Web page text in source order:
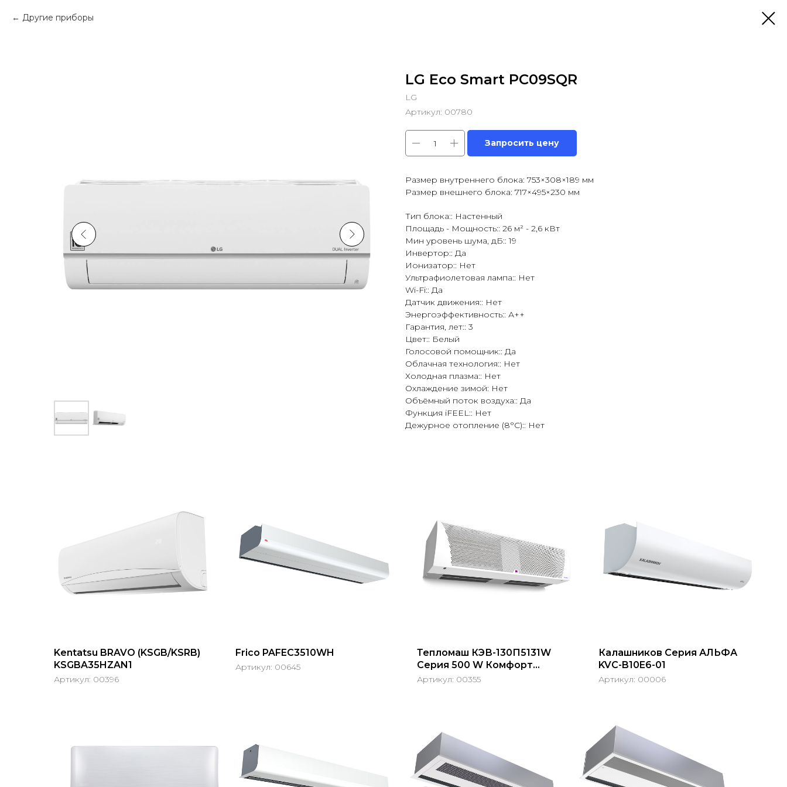
Другие приборы
LG Eco Smart PC09SQR
LG
Артикул: 00780
Запросить цену
Размер внутреннего блока: 753×308×189 мм
Размер внешнего блока: 717×495×230 мм
Тип блока:: Настенный
Площадь - Мощность:: 26 м² - 2,6 кВт
Мин уровень шума, дБ:: 19
Инвертор:: Да
Ионизатор:: Нет
Ультрафиолетовая лампа:: Нет
Wi-Fi:: Да
Датчик движения:: Нет
Энергоэффективность:: А++
Гарантия, лет:: 3
Цвет:: Белый
Голосовой помощник:: Да
Облачная технология:: Нет
Холодная плазма:: Нет
Охлаждение зимой: Нет
Объёмный поток воздуха:: Да
Функция iFEEL:: Нет
Дежурное отопление (8°С):: Нет
Kentatsu BRAVO (KSGB/KSRB)
KSGBA35HZAN1
Артикул: 00396
Frico PAFEC3510WH
Артикул: 00645
Тепломаш КЭВ-130П5131W
Серия 500 W Комфорт
Нержав.сталь
Артикул: 00355
Калашников Серия АЛЬФА
KVС-B10E6-01
Артикул: 00006